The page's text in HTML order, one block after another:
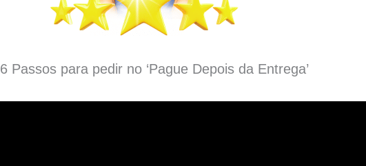
6 Passos para pedir no ‘Pague Depois da Entrega’